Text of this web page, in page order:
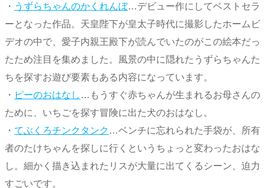
・ うずらちゃんのかくれんぼ…デビュー作にしてベストセラ
ーとなった作品。天皇陛下が皇太子時代に撮影したホームビ
デオの中で、愛子内親王殿下が読んでいたのがこの絵本だっ
たため注目を集めました。風景の中に隠れたうずらちゃんた
ちを探すお遊び要素もある内容になっています。
・ ピーのおはなし …もうすぐ赤ちゃんが生まれるお母さんの
ために、いちごを探す冒険に出た犬のおはなし。
・ てぶくろチンクタンク …ベンチに忘れられた手袋が、所有
者のたけちゃんを探しに行くというちょっと変わったおはな
し。細かく描き込まれたリスが大量に出てくるシーン、迫力
すごいです。